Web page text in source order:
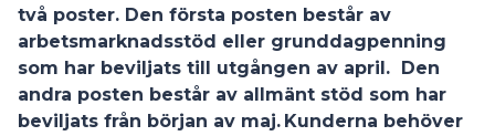
två poster. Den första posten består av
arbetsmarknadsstöd eller grunddagpenning
som har beviljats till utgången av april. Den
andra posten består av allmänt stöd som har
beviljats från början av maj. Kunderna behöver